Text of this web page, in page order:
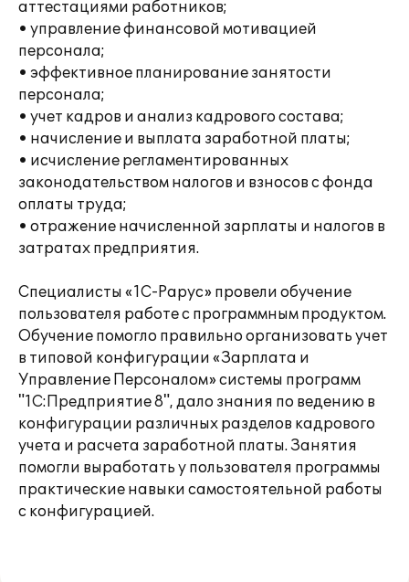
аттестациями работников;
• управление финансовой мотивацией
персонала;
• эффективное планирование занятости
персонала;
• учет кадров и анализ кадрового состава;
• начисление и выплата заработной платы;
• исчисление регламентированных
законодательством налогов и взносов с фонда
оплаты труда;
• отражение начисленной зарплаты и налогов в
затратах предприятия.
Специалисты «1С-Рарус» провели обучение
пользователя работе с программным продуктом.
Обучение помогло правильно организовать учет
в типовой конфигурации «Зарплата и
Управление Персоналом» системы программ
"1С:Предприятие 8", дало знания по ведению в
конфигурации различных разделов кадрового
учета и расчета заработной платы. Занятия
помогли выработать у пользователя программы
практические навыки самостоятельной работы
с конфигурацией.